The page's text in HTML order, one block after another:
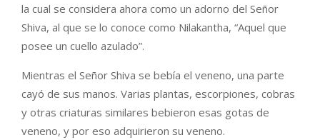
la cual se considera ahora como un adorno del Señor
Shiva, al que se lo conoce como Nilakantha, “Aquel que
posee un cuello azulado”.
Mientras el Señor Shiva se bebía el veneno, una parte
cayó de sus manos. Varias plantas, escorpiones, cobras
y otras criaturas similares bebieron esas gotas de
veneno, y por eso adquirieron su veneno.